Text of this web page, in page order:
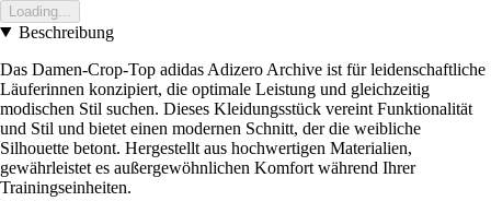
Loading...
Beschreibung
Das Damen-Crop-Top adidas Adizero Archive ist für leidenschaftliche
Läuferinnen konzipiert, die optimale Leistung und gleichzeitig
modischen Stil suchen. Dieses Kleidungsstück vereint Funktionalität
und Stil und bietet einen modernen Schnitt, der die weibliche
Silhouette betont. Hergestellt aus hochwertigen Materialien,
gewährleistet es außergewöhnlichen Komfort während Ihrer
Trainingseinheiten.